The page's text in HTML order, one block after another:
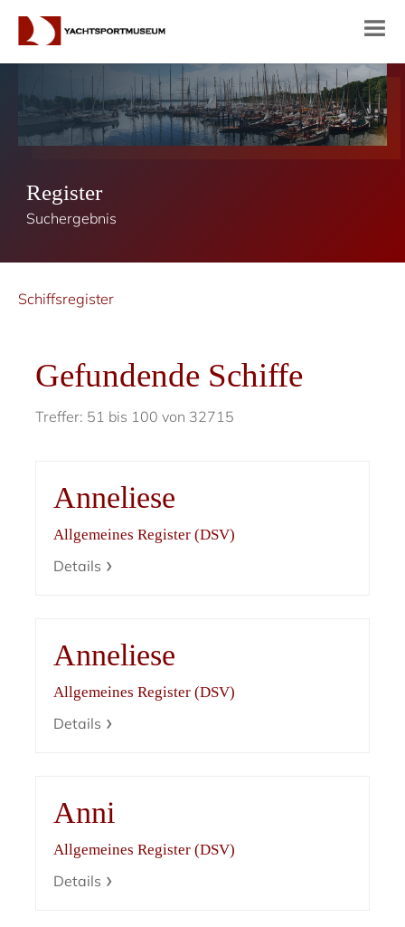
Register
Suchergebnis
Schiffsregister
Gefundende Schiffe
Treffer: 51 bis 100 von 32715
Anneliese
Allgemeines Register (DSV)
Details
Anneliese
Allgemeines Register (DSV)
Details
Anni
Allgemeines Register (DSV)
Details